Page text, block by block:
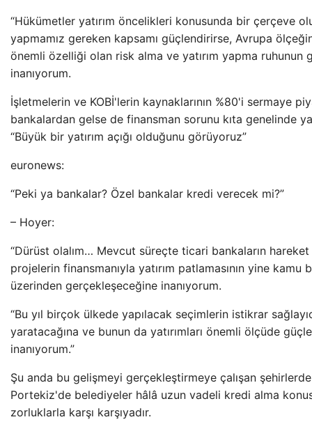
“Hükümetler yatırım öncelikleri konusunda bir çerçeve
yapmamız gereken kapsamı güçlendirirse, Avrupa
önemli özelliği olan risk alma ve yatırım yapma ruhunun
inanıyorum.
İşletmelerin ve KOBİ'lerin kaynaklarının %80'i sermaye
bankalardan gelse de finansman sorunu kıta genelinde
“Büyük bir yatırım açığı olduğunu görüyoruz”
euronews:
“Peki ya bankalar? Özel bankalar kredi verecek mi?”
– Hoyer:
“Dürüst olalım… Mevcut süreçte ticari bankaların hareket
projelerin finansmanıyla yatırım patlamasının yine kamu
üzerinden gerçekleşeceğine inanıyorum.
“Bu yıl birçok ülkede yapılacak seçimlerin istikrar
yaratacağına ve bunun da yatırımları önemli ölçüde
inanıyorum.”
Şu anda bu gelişmeyi gerçekleştirmeye çalışan
Portekiz'de belediyeler hâlâ uzun vadeli kredi alma
zorluklarla karşı karşıyadır.